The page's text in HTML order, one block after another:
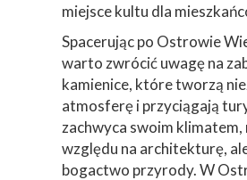
miejsce kultu dla
Spacerując po Ostrowie
warto zwrócić uwagę na
kamienice, które tworzą
atmosferę i przyciągają
zachwyca swoim klimatem,
względu na architekturę,
bogactwo przyrody. W